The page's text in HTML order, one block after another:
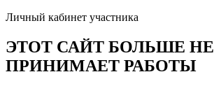
Личный кабинет участника
ЭТОТ САЙТ БОЛЬШЕ НЕ
ПРИНИМАЕТ РАБОТЫ